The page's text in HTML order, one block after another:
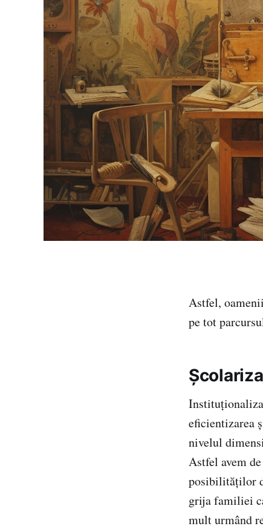
Astfel,
pe tot
eficientizarea
nivelul
Astfel avem
posibilităților
grija familiei
mult urmând